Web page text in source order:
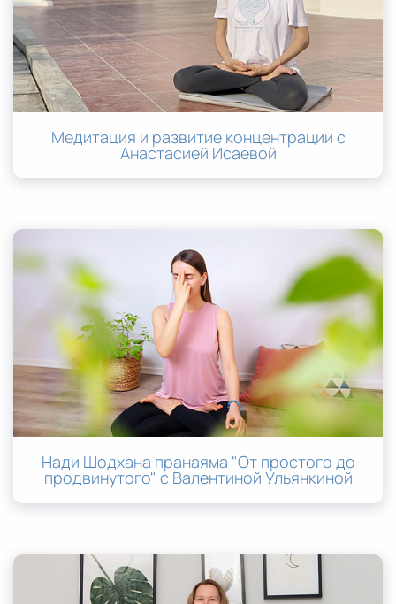
Медитация и развитие концентрации с
Анастасией Исаевой
Нади Шодхана пранаяма "От простого до
продвинутого" с Валентиной Ульянкиной